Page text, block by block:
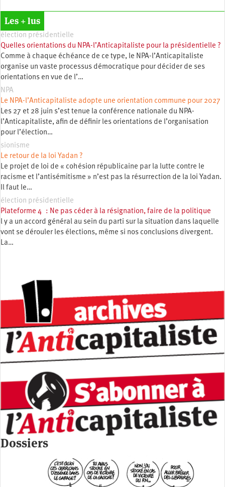
Les + lus
élection présidentielle
Quelles orientations du NPA-l’Anticapitaliste pour la présidentielle ?
Comme à chaque échéance de ce type, le NPA-l’Anticapitaliste
organise un vaste processus démocratique pour décider de ses
orientations en vue de l’…
NPA
Le NPA-l’Anticapitaliste adopte une orientation commune pour 2027
Les 27 et 28 juin s’est tenue la conférence nationale du NPA-
l’Anticapitaliste, afin de définir les orientations de l’organisation
pour l’élection…
sionisme
Le retour de la loi Yadan ?
Le projet de loi de « cohésion républicaine par la lutte contre le
racisme et l’antisémitisme » n’est pas la résurrection de la loi Yadan.
Il faut le…
élection présidentielle
Plateforme 4 : Ne pas céder à la résignation, faire de la politique
l y a un accord général au sein du parti sur la situation dans laquelle
vont se dérouler les élections, même si nos conclusions divergent.
La…
Dossiers